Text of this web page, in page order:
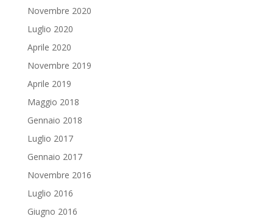
Novembre 2020
Luglio 2020
Aprile 2020
Novembre 2019
Aprile 2019
Maggio 2018
Gennaio 2018
Luglio 2017
Gennaio 2017
Novembre 2016
Luglio 2016
Giugno 2016